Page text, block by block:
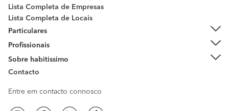
Lista Completa de Empresas
Lista Completa de Locais
Particulares
Profissionais
Sobre habitissimo
Contacto
Entre em contacto connosco